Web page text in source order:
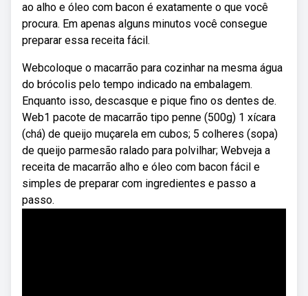
ao alho e óleo com bacon é exatamente o que você
procura. Em apenas alguns minutos você consegue
preparar essa receita fácil.
Webcoloque o macarrão para cozinhar na mesma água
do brócolis pelo tempo indicado na embalagem.
Enquanto isso, descasque e pique fino os dentes de.
Web1 pacote de macarrão tipo penne (500g) 1 xícara
(chá) de queijo muçarela em cubos; 5 colheres (sopa)
de queijo parmesão ralado para polvilhar; Webveja a
receita de macarrão alho e óleo com bacon fácil e
simples de preparar com ingredientes e passo a
passo.